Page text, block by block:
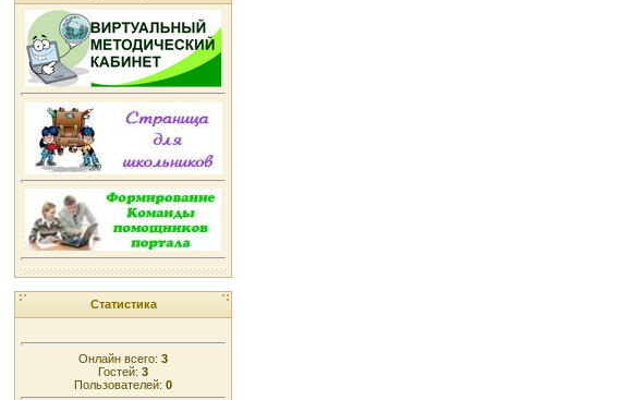
Статистика
Онлайн всего: 3
Гостей: 3
Пользователей: 0